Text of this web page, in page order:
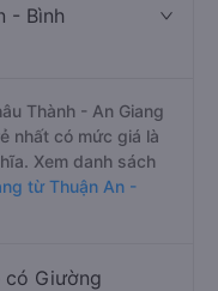
- Bình
Thành - An Giang
nhất có mức giá là
Xem danh sách
từ Thuận An -
có Giường